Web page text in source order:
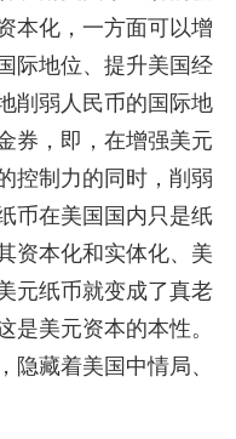
本化，一方面可以增
际地位、提升美国经
削弱人民币的国际地
券，即，在增强美元
控制力的同时，削弱
币在美国国内只是纸
资本化和实体化、美
元纸币就变成了真老
是美元资本的本性。
隐藏着美国中情局、